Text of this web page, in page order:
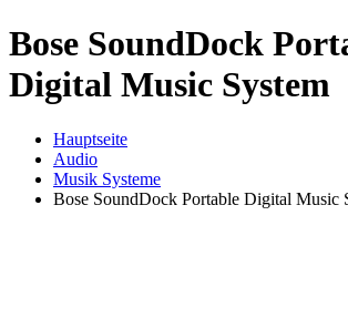
Bose SoundDock
Digital Music System
Hauptseite
Audio
Musik Systeme
Bose SoundDock Portable Digital Music